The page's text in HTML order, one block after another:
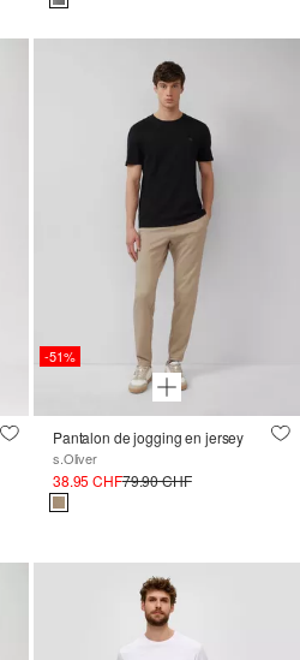
-51%
Pantalon de jogging en jersey
s.Oliver
38.95 CHF79.90 CHF